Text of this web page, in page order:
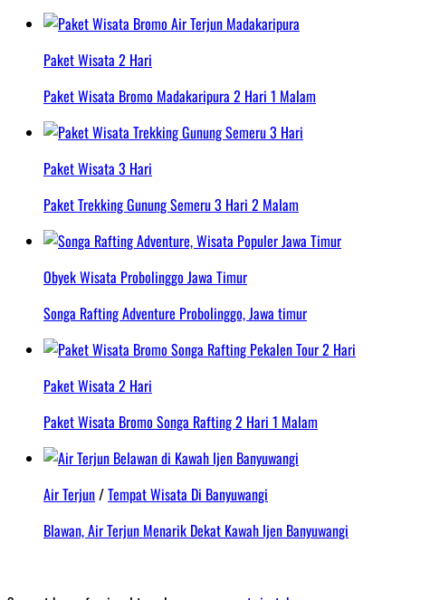
Paket Wisata 2 Hari
Paket Wisata Bromo Madakaripura 2 Hari 1 Malam
Paket Wisata 3 Hari
Paket Trekking Gunung Semeru 3 Hari 2 Malam
Obyek Wisata Probolinggo Jawa Timur
Songa Rafting Adventure Probolinggo, Jawa timur
Paket Wisata 2 Hari
Paket Wisata Bromo Songa Rafting 2 Hari 1 Malam
Air Terjun/Tempat Wisata Di Banyuwangi
Blawan, Air Terjun Menarik Dekat Kawah Ijen Banyuwangi